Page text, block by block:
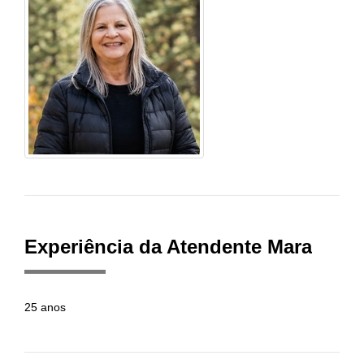
Experiência da Atendente Mara
25 anos